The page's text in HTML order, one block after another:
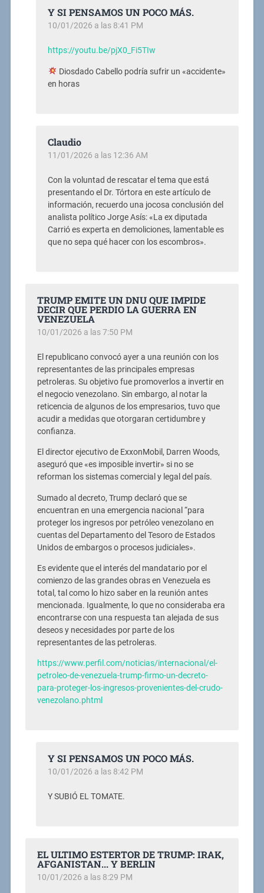
Y SI PENSAMOS UN POCO MÁS.
10/01/2026 a las 8:41 PM
https://youtu.be/pjX0_Fi5TIw
Diosdado Cabello podría sufrir un «accidente»
en horas
Claudio
11/01/2026 a las 12:36 AM
Con la voluntad de rescatar el tema que está
presentando el Dr. Tórtora en este artículo de
información, recuerdo una jocosa conclusión del
analista político Jorge Asís: «La ex diputada
Carrió es experta en demoliciones, lamentable es
que no sepa qué hacer con los escombros».
TRUMP EMITE UN DNU QUE IMPIDE
DECIR QUE PERDIO LA GUERRA EN
VENEZUELA
10/01/2026 a las 7:50 PM
El republicano convocó ayer a una reunión con los
representantes de las principales empresas
petroleras. Su objetivo fue promoverlos a invertir en
el negocio venezolano. Sin embargo, al notar la
reticencia de algunos de los empresarios, tuvo que
acudir a medidas que otorgaran certidumbre y
confianza.
El director ejecutivo de ExxonMobil, Darren Woods,
aseguró que «es imposible invertir» si no se
reforman los sistemas comercial y legal del país.
Sumado al decreto, Trump declaró que se
encuentran en una emergencia nacional “para
proteger los ingresos por petróleo venezolano en
cuentas del Departamento del Tesoro de Estados
Unidos de embargos o procesos judiciales».
Es evidente que el interés del mandatario por el
comienzo de las grandes obras en Venezuela es
total, tal como lo hizo saber en la reunión antes
mencionada. Igualmente, lo que no consideraba era
encontrarse con una respuesta tan alejada de sus
deseos y necesidades por parte de los
representantes de las petroleras.
https://www.perfil.com/noticias/internacional/el-
petroleo-de-venezuela-trump-firmo-un-decreto-
para-proteger-los-ingresos-provenientes-del-crudo-
venezolano.phtml
Y SI PENSAMOS UN POCO MÁS.
10/01/2026 a las 8:42 PM
Y SUBIÓ EL TOMATE.
EL ULTIMO ESTERTOR DE TRUMP: IRAK,
AFGANISTAN... Y BERLIN
10/01/2026 a las 8:29 PM